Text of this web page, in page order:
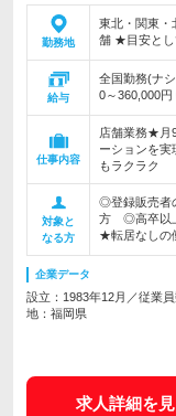
勤務地
東北・関東・
舗 ★目安とし
給与
全国勤務(ナ
0～360,000
仕事内容
店舗業務★月
ーションを
もラクラク
対象と
なる方
◎登録販売者
方 ◎高卒以
★転居なしの
企業データ
設立：1983年12月／従業
地：福岡県
求人詳細を